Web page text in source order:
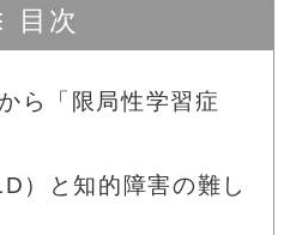
目次
ら「限局性学習症
）と知的障害の難し